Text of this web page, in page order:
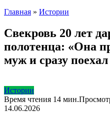
Главная » Истории
Свекровь 20 лет
полотенца: «Она
муж и сразу
Истории
Время чтения 14 мин.
14.06.2026